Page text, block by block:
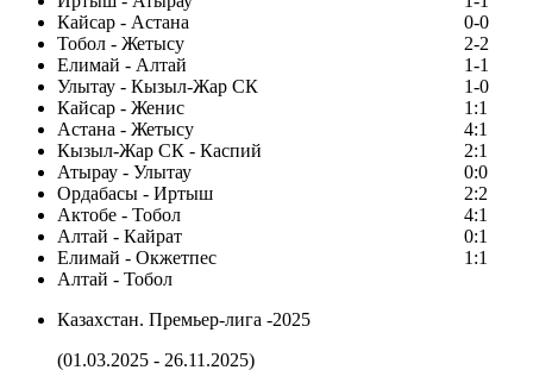
Кайсар - Астана
0-0
Тобол - Жетысу
2-2
Елимай - Алтай
1-1
Улытау - Кызыл-Жар СК
1-0
Кайсар - Женис
1:1
Астана - Жетысу
4:1
Кызыл-Жар СК - Каспий
2:1
Атырау - Улытау
0:0
Ордабасы - Иртыш
2:2
Актобе - Тобол
4:1
Алтай - Кайрат
0:1
Елимай - Окжетпес
1:1
Алтай - Тобол
Казахстан. Премьер-лига -2025
(01.03.2025 - 26.11.2025)